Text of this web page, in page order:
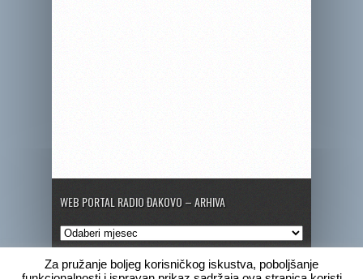
WEB PORTAL RADIO ĐAKOVO – ARHIVA
Web
portal
Radio
Đakovo
Za pružanje boljeg korisničkog iskustva, poboljšanje